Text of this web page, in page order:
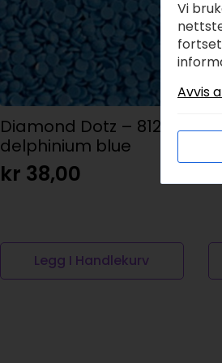
Diamond Dotz – 8126
delphinium blue
kr 38,00
Legg I Handlekurv
Vi
Avvis